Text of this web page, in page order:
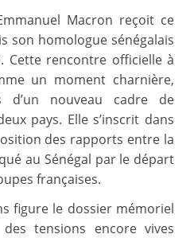
Macron reçoit ce
son homologue sénégalais
Cette rencontre officielle à
un moment charnière,
nouveau cadre de
pays. Elle s’inscrit dans
des rapports entre la
au Sénégal par le départ
françaises.
figure le dossier mémoriel
tensions encore vives